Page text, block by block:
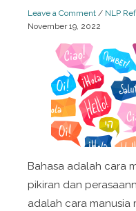
Leave a Comment / NLP
November 19, 2022
Bahasa adalah cara
pikiran dan
adalah cara manusia